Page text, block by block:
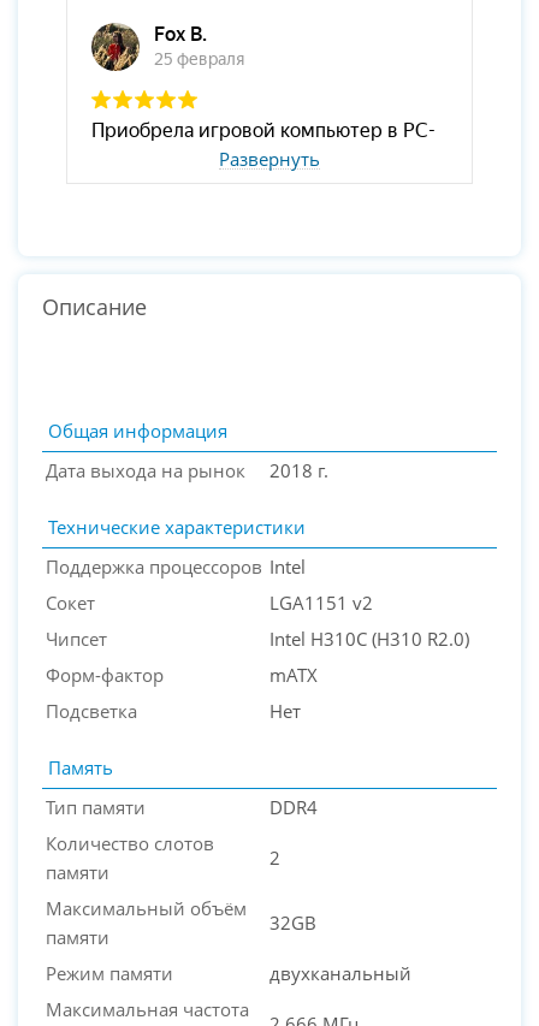
Развернуть
Описание
Общая информация
Дата выхода на рынок
2018 г.
Технические характеристики
Поддержка процессоров Intel
Сокет
LGA1151 v2
Чипсет
Intel H310C (H310 R2.0)
Форм-фактор
mATX
Подсветка
Нет
Память
Тип памяти
DDR4
Количество слотов
памяти
2
Максимальный объём
памяти
32GB
Режим памяти
двухканальный
Максимальная частота